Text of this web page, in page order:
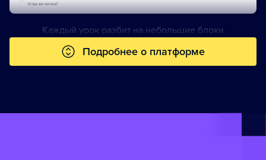
Каждый урок разбит на небольшие блоки
Подробнее о платформе